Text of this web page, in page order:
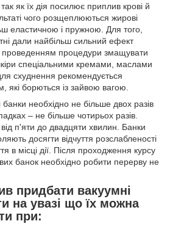
як їх дія посилює приплив крові й
чого розщеплюються жирові
еластичною і пружною. Для того,
дали найбільш сильний ефект
проведенням процедури змащувати
спеціальними кремами, маслами
схуднення рекомендується
які борються із зайвою вагою.
необхідно не більше двох разів
– не більше чотирьох разів.
п'яти до двадцяти хвилин. Банки
досягти відчуття розслабленості
в місці дії. Після проходження курсу
банок необхідно робити перерву не
придбати вакуумні
на увазі що їх можна
при: